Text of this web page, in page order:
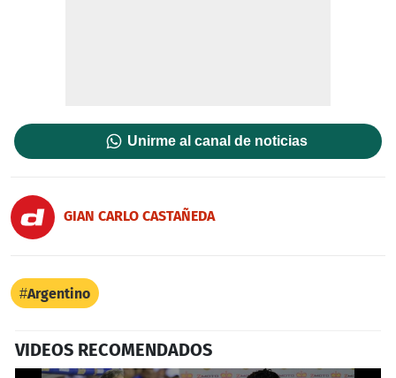
Unirme al canal de noticias
GIAN CARLO CASTAÑEDA
Argentino
VIDEOS RECOMENDADOS